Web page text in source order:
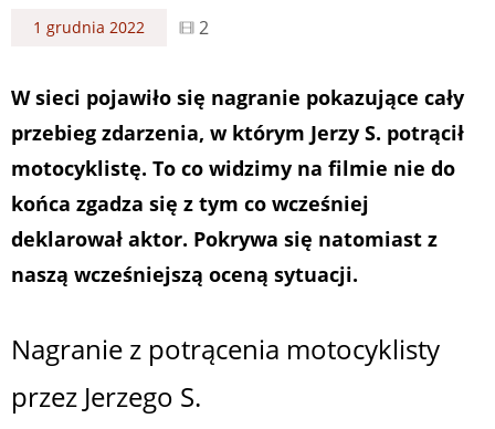
1 grudnia 2022 2
W sieci pojawiło się nagranie pokazujące cały
przebieg zdarzenia, w którym Jerzy S. potrącił
motocyklistę. To co widzimy na filmie nie do
końca zgadza się z tym co wcześniej
deklarował aktor. Pokrywa się natomiast z
naszą wcześniejszą oceną sytuacji.
Nagranie z potrącenia motocyklisty
przez Jerzego S.